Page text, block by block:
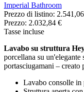
Imperial Bathroom
Prezzo di listino:
Prezzo: 2.032,84 €
Tasse incluse
Lavabo su struttura
porcellana su
portasciugamani – creato
Lavabo consolle in